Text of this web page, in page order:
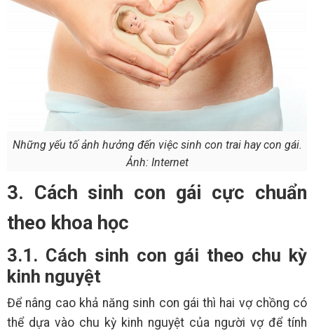
Những yếu tố ảnh hưởng đến việc sinh con trai hay con gái.
Ảnh: Internet
3. Cách sinh con gái cực chuẩn
theo khoa học
3.1. Cách sinh con gái theo chu kỳ
kinh nguyệt
Để nâng cao khả năng sinh con gái thì hai vợ chồng có
thể dựa vào chu kỳ kinh nguyệt của người vợ để tính